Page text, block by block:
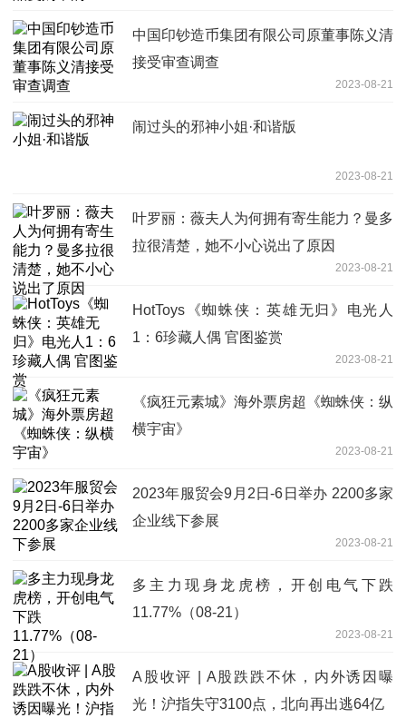
中国印钞造币集团有限公司原董事陈义清
接受审查调查
2023-08-21
闹过头的邪神小姐·和谐版
2023-08-21
叶罗丽：薇夫人为何拥有寄生能力？曼多
拉很清楚，她不小心说出了原因
2023-08-21
HotToys《蜘蛛侠：英雄无归》电光人
1：6珍藏人偶 官图鉴赏
2023-08-21
《疯狂元素城》海外票房超《蜘蛛侠：纵
横宇宙》
2023-08-21
2023年服贸会9月2日-6日举办 2200多家
企业线下参展
2023-08-21
多主力现身龙虎榜，开创电气下跌
11.77%（08-21）
2023-08-21
A股收评 | A股跌跌不休，内外诱因曝
光！沪指失守3100点，北向再出逃64亿